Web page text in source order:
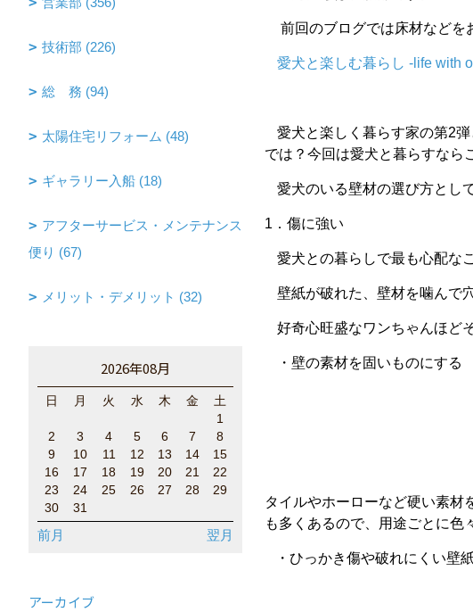
前回のブログでは床材などを
愛犬と楽しむ暮らし ‐life
愛犬と楽しく暮らす家の第2
では？今回は愛犬と暮らすなら
愛犬のいる壁材の選び方として
1． 傷に強い
愛犬との暮らしで最も心配な
壁紙が破れた、壁材を噛んで
好奇心旺盛なワンちゃんほど
・壁の素材を固いものにす
タイルやホーローなど硬い素材
も多くあるので、用途ごとに色
・ひっかき傷や破れにくい壁
技術部 (226)
総 務 (94)
太陽住宅リフォーム (48)
ギャラリー入船 (18)
アフターサービス・メンテナンス
便り (67)
メリット・デメリット (32)
2026年08月
日 月 火 水 木 金
土
1
2
3 4 5 6 7
8
9
10 11 12 13 14
15
16
17 18 19 20 21
22
23
24 25 26 27 28
29
30
31
前月 翌月
アーカイブ